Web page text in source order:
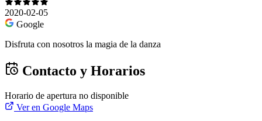
2020-02-05
Google
Disfruta con nosotros la magia de la danza
Contacto y Horarios
Horario de apertura no disponible
Ver en Google Maps